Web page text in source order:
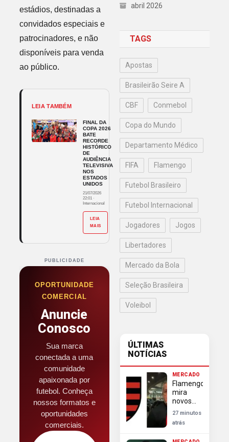
estádios, destinadas a
convidados especiais e
patrocinadores, e não
disponíveis para venda
ao público.
LEIA TAMBÉM
FINAL DA
COPA 2026
BATE
RECORDE
HISTÓRICO
DE
AUDIÊNCIA
TELEVISIVA
NOS
ESTADOS
UNIDOS
21/07/2026
22:01 ·
Internacional
LEIA
MAIS
PUBLICIDADE
OPORTUNIDADE
COMERCIAL
Anuncie
Conosco
Sua marca
conectada a uma
comunidade
apaixonada por
futebol. Conheça
nossos formatos e
oportunidades
comerciais.
abril 2026
TAGS
Apostas
Brasileirão Seire A
CBF Conmebol
Copa do Mundo
Departamento Médico
FIFA Flamengo
Futebol Brasileiro
Futebol Internacional
Jogadores Jogos
Libertadores
Mercado da Bola
Seleção Brasileira
Voleibol
ÚLTIMAS
NOTÍCIAS
MERCADO
Flamengo
mira
novos
reforços
além de
Luiz
27 minutos
atrás